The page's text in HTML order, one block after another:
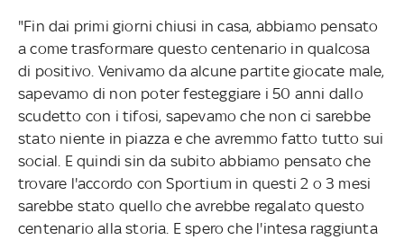
"Fin dai primi giorni chiusi in casa, abbiamo pensato
a come trasformare questo centenario in qualcosa
di positivo. Venivamo da alcune partite giocate male,
sapevamo di non poter festeggiare i 50 anni dallo
scudetto con i tifosi, sapevamo che non ci sarebbe
stato niente in piazza e che avremmo fatto tutto sui
social. E quindi sin da subito abbiamo pensato che
trovare l'accordo con Sportium in questi 2 o 3 mesi
sarebbe stato quello che avrebbe regalato questo
centenario alla storia. E spero che l'intesa raggiunta